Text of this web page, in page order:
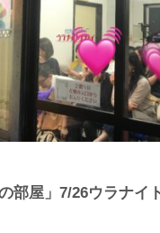
部屋」7/26ウラナイ